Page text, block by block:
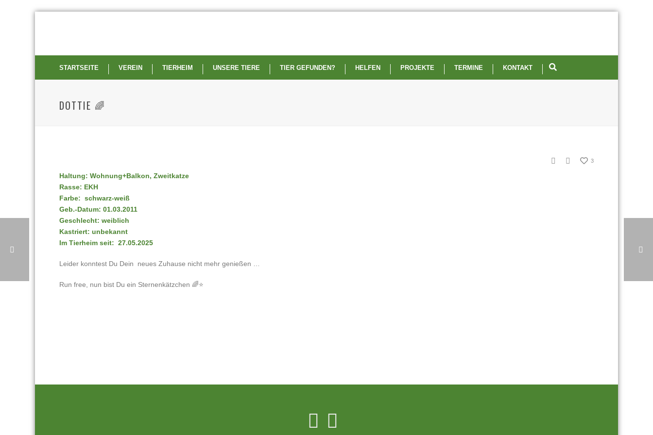
STARTSEITE VEREIN TIERHEIM UNSERE TIERE TIER GEFUNDEN? HELFEN PROJEKTE TERMINE KONTAKT
DOTTIE 🌈
3
Haltung: Wohnung+Balkon, Zweitkatze
Rasse: EKH
Farbe: schwarz-weiß
Geb.-Datum: 01.03.2011
Geschlecht: weiblich
Kastriert: unbekannt
Im Tierheim seit: 27.05.2025
Leider konntest Du Dein neues Zuhause nicht mehr genießen …
Run free, nun bist Du ein Sternenkätzchen 🌈⭐️